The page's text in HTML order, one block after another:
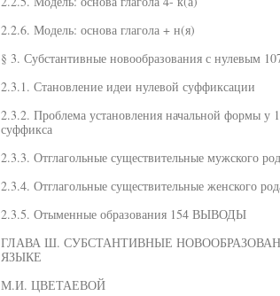
2.2.6. Модель: основа глагола + н(я)
§ 3. Субстантивные новообразования с нулевым
2.3.1. Становление идеи нулевой суффиксации
2.3.2. Проблема установления начальной формы у
суффикса
2.3.3. Отглагольные существительные мужского
2.3.4. Отглагольные существительные женского
2.3.5. Отыменные образования 154 ВЫВОДЫ
ГЛАВА Ш. СУБСТАНТИВНЫЕ
ЯЗЫКЕ
М.И. ЦВЕТАЕВОЙ